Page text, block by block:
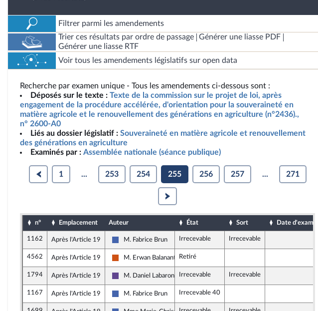
Filtrer parmi les amendements
Trier ces résultats par ordre de passage
Générer une liasse PDF
Générer une liasse RTF
Voir tous les amendements législatifs sur open data
Recherche par examen unique - Tous les amendements ci-dessous sont :
Déposés sur le texte : Texte de la commission sur le projet de loi, après
engagement de la procédure accélérée, d'orientation pour la souveraineté en
matière agricole et le renouvellement des générations en agriculture (n°2436).,
n° 2600-A0
Liés au dossier législatif : Souveraineté en matière agricole et renouvellement
des générations en agriculture
Examinés par : Assemblée nationale (séance publique)
1 ... 253 254 255 256 257 ... 271
n° Emplacement Auteur État Sort Date d'examen
1162 Après l'Article 19
Les Républicains
M. Fabrice Brun Irrecevable Irrecevable
4562 Après l'Article 19
Démocrate (MoDem et Indépendants)
M. Erwan Balanant Retiré
1794 Après l'Article 19
Renaissance
M. Daniel LabaronneIrrecevable Irrecevable
1167 Après l'Article 19
Les Républicains
M. Fabrice Brun Irrecevable 40